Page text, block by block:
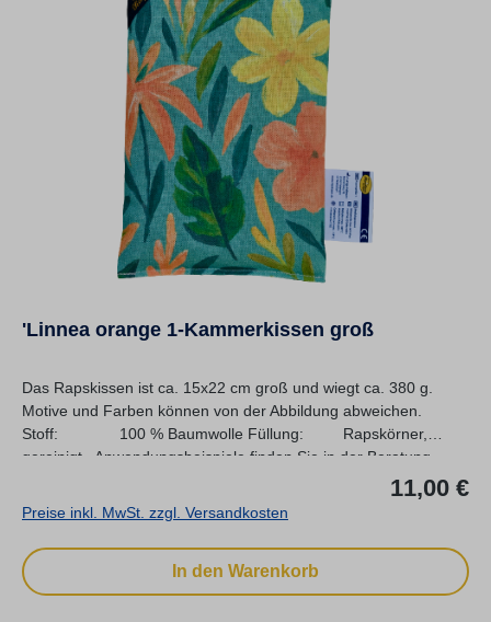
'Linnea orange 1-Kammerkissen groß
Das Rapskissen ist ca. 15x22 cm groß und wiegt ca. 380 g.
Motive und Farben können von der Abbildung abweichen.
Stoff: 100 % Baumwolle Füllung: Rapskörner,
gereinigt Anwendungsbeispiele finden Sie in der Beratung...
11,00 €
Preise inkl. MwSt. zzgl. Versandkosten
In den Warenkorb